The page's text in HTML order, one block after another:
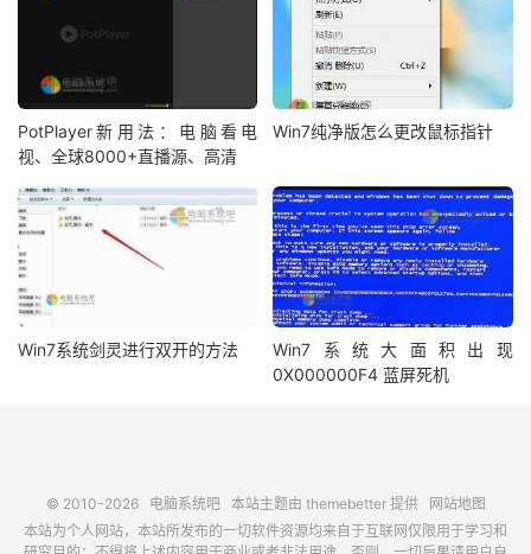
PotPlayer新用法：电脑看电
视、全球8000+直播源、高清
Win7纯净版怎么更改鼠标指针
Win7系统剑灵进行双开的方法
Win7系统大面积出现
0X000000F4 蓝屏死机
© 2010-2026 电脑系统吧本站主题由 themebetter提供
网站地图
本站为个人网站，本站所发布的一切软件资源均来自于互联网仅限用于学习和